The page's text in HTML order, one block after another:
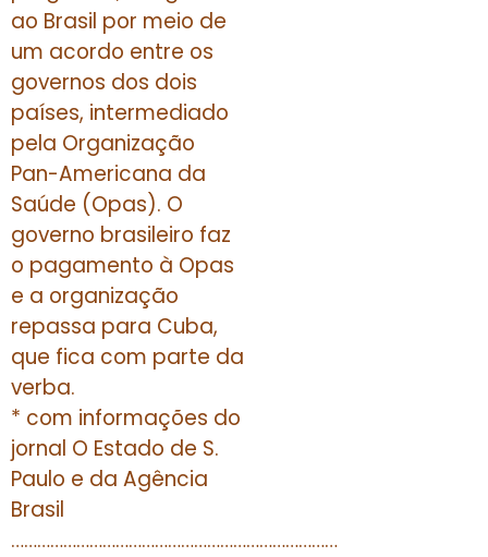
ao Brasil por meio de
um acordo entre os
governos dos dois
países, intermediado
pela Organização
Pan-Americana da
Saúde (Opas). O
governo brasileiro faz
o pagamento à Opas
e a organização
repassa para Cuba,
que fica com parte da
verba.
* com informações do
jornal O Estado de S.
Paulo e da Agência
Brasil
…………………………………………………………………